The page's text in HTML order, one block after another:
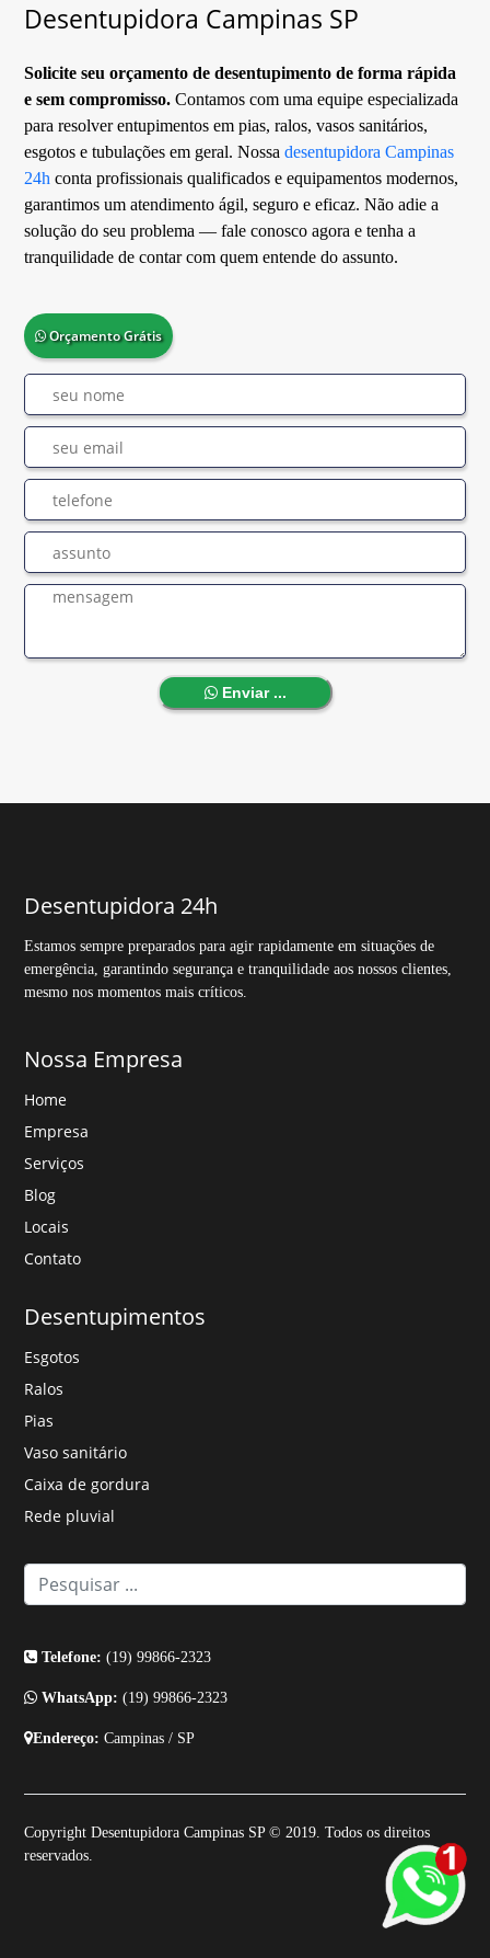
Desentupidora Campinas SP
Solicite seu orçamento de desentupimento de forma rápida
e sem compromisso. Contamos com uma equipe especializada
para resolver entupimentos em pias, ralos, vasos sanitários,
esgotos e tubulações em geral. Nossadesentupidora Campinas
24h conta profissionais qualificados e equipamentos modernos,
garantimos um atendimento ágil, seguro e eficaz. Não adie a
solução do seu problema — fale conosco agora e tenha a
tranquilidade de contar com quem entende do assunto.
Orçamento Grátis
Enviar ...
Desentupidora 24h
Estamos sempre preparados para agir rapidamente em situações de
emergência, garantindo segurança e tranquilidade aos nossos clientes,
mesmo nos momentos mais críticos.
Nossa Empresa
Home
Empresa
Serviços
Blog
Locais
Contato
Desentupimentos
Esgotos
Ralos
Pias
Vaso sanitário
Caixa de gordura
Rede pluvial
Telefone: (19) 99866-2323
WhatsApp: (19) 99866-2323
Endereço: Campinas / SP
Copyright Desentupidora Campinas SP © 2019. Todos os direitos
reservados.